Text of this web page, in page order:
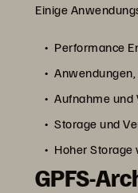
Einige
Performance
Aufnahme und
Storage und
Hoher Storage
GPFS-